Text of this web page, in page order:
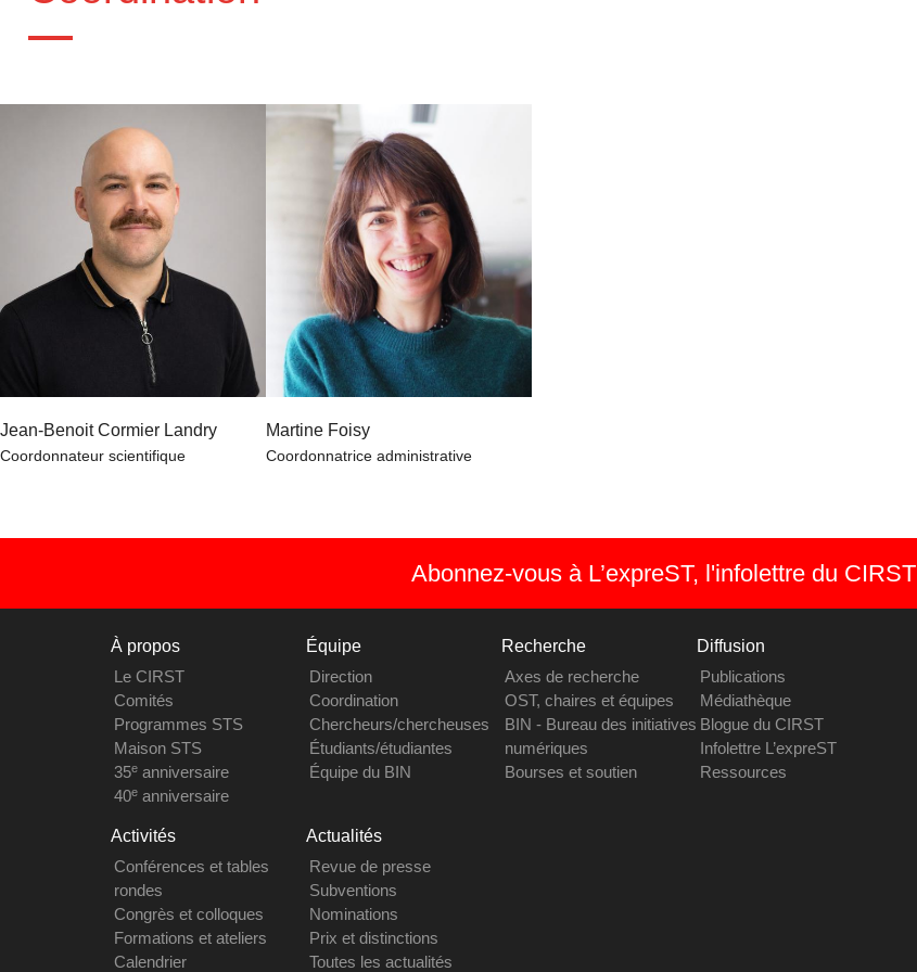
Jean-Benoit Cormier Landry
Coordonnateur scientifique
Martine Foisy
Coordonnatrice administrative
Abonnez-vous à L’expreST, l'infolettre du CIRST
À propos
Le CIRST
Comités
Programmes STS
Maison STS
35eanniversaire
40eanniversaire
Équipe
Direction
Coordination
Chercheurs/chercheuses
Étudiants/étudiantes
Équipe du BIN
Recherche
Axes de recherche
OST, chaires et équipes
BIN - Bureau des initiatives
numériques
Bourses et soutien
Diffusion
Publications
Médiathèque
Blogue du CIRST
Infolettre L’expreST
Ressources
Activités
Conférences et tables
rondes
Congrès et colloques
Formations et ateliers
Calendrier
Actualités
Revue de presse
Subventions
Nominations
Prix et distinctions
Toutes les actualités